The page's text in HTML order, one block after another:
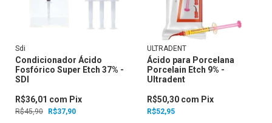
Sdi
Condicionador Ácido
Fosfórico Super Etch 37% -
SDI
R$45,90 R$37,90
R$36,01 com Pix
ULTRADENT
Ácido para Porcelana
Porcelain Etch 9% -
Ultradent
R$52,95
R$50,30 com Pix